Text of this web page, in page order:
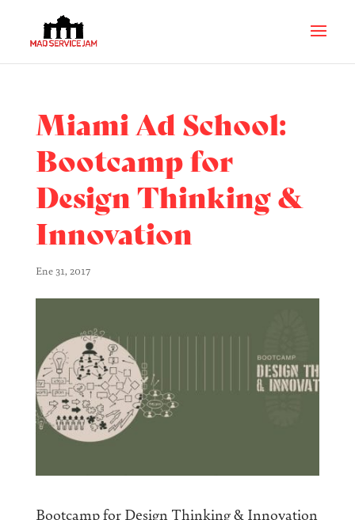
Miami Ad School:
Bootcamp for
Design Thinking &
Innovation
Ene 31, 2017
Bootcamp for Design Thinking & Innovation